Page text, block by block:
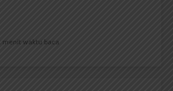
menit waktu baca